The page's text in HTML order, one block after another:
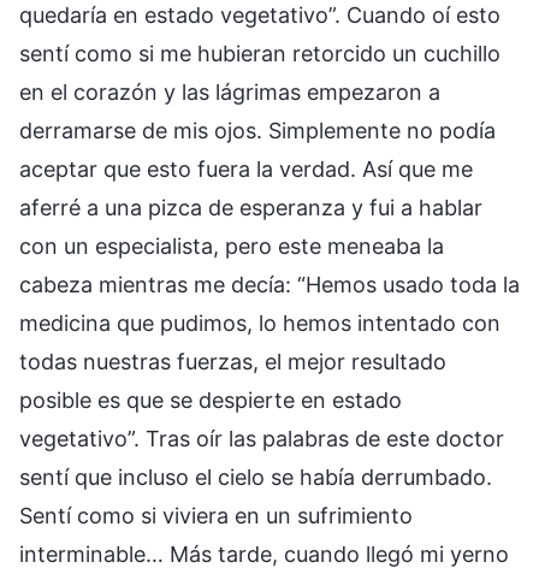
quedaría en estado vegetativo”. Cuando oí esto
sentí como si me hubieran retorcido un cuchillo
en el corazón y las lágrimas empezaron a
derramarse de mis ojos. Simplemente no podía
aceptar que esto fuera la verdad. Así que me
aferré a una pizca de esperanza y fui a hablar
con un especialista, pero este meneaba la
cabeza mientras me decía: “Hemos usado toda la
medicina que pudimos, lo hemos intentado con
todas nuestras fuerzas, el mejor resultado
posible es que se despierte en estado
vegetativo”. Tras oír las palabras de este doctor
sentí que incluso el cielo se había derrumbado.
Sentí como si viviera en un sufrimiento
interminable… Más tarde, cuando llegó mi yerno